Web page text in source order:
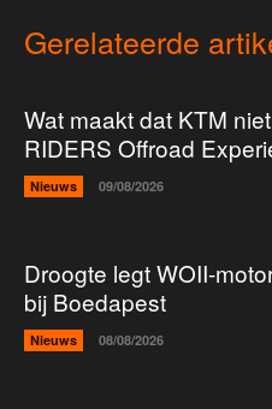
Gerelateerde
Wat maakt dat KTM
RIDERS Offroad
Nieuws 09/08/2026
Droogte legt WOII-
bij Boedapest
Nieuws 08/08/2026